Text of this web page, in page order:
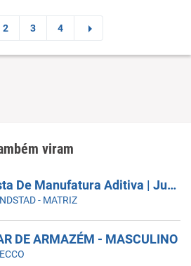
2 3 4
viram
Projetista De Manufatura Aditiva | Jundiai - SP
- MATRIZ
DE ARMAZÉM - MASCULINO